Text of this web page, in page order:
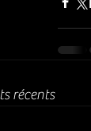
récents